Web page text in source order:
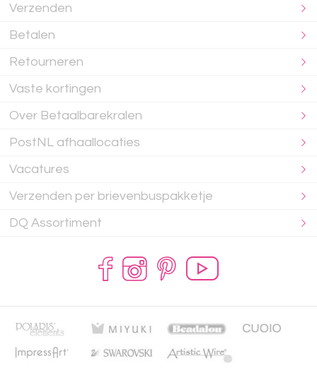
Verzenden
Betalen
Retourneren
Vaste kortingen
Over Betaalbarekralen
PostNL afhaallocaties
Vacatures
Verzenden per brievenbuspakketje
DQ Assortiment